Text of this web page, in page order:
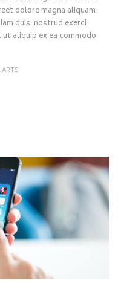
dolore magna aliquam
quis. nostrud exerci
aliquip ex ea commodo